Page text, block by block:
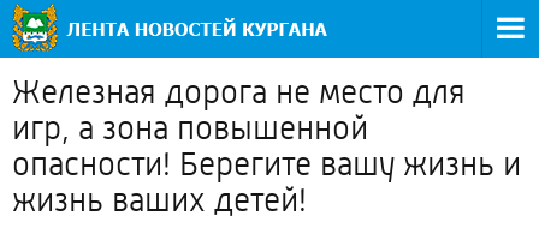
Железная дорога не место для
игр, а зона повышенной
опасности! Берегите вашу жизнь и
жизнь ваших детей!